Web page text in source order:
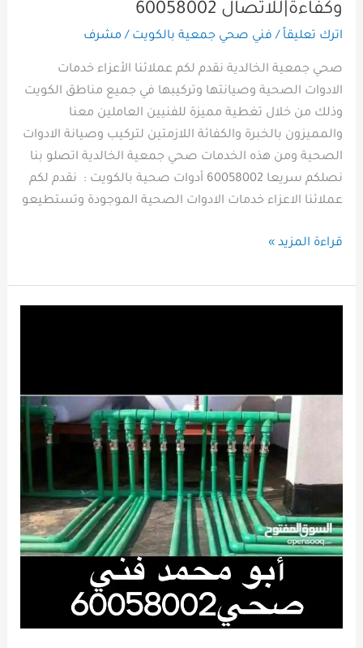
وكفاءة|للاتصال 60058002
اترك تعليقاً / فني صحي جمعية بالكويت / مشرف
صحي جمعية الخالدية نقدم لكم عملائنا الأعزاء خدمات
الادوات الصحية وصيانتها وتركيبها في جميع مناطق الكويت
وذلك من خلال تغطية مميزة للفنيين العاملين معنا
والمميزون بالخبرة والكفائة اللازمتين لتركيب وصيانة الادوات
الصحية ومن هذه الخدمات صحي جمعية الخالدية اتصلو بنا
نصلكم سريعا 60058002 ‎أدوات صحية بالكويت : ‎ نقدم لكم
عملائنا الاعزاء خدمات الادوات الصحية الموجودة وتستطيعو
قراءة المزيد »
الفنطاس
60058002